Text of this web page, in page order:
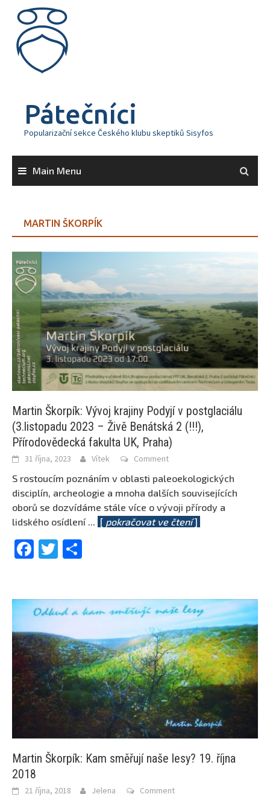
content
Pátečníci
Popularizační sekce Českého klubu skeptiků Sisyfos
Main Menu
MARTIN ŠKORPÍK
Martin Škorpík: Vývoj krajiny Podyjí v postglaciálu
(3.listopadu 2023 – Živě Benátská 2 (!!!),
Přírodovědecká fakulta UK, Praha)
31 října, 2023 Vítek Comment
S rostoucím poznáním v oblasti paleoekologických
disciplín, archeologie a mnoha dalších souvisejících
oborů se dozvídáme stále více o vývoji přírody a
lidského osídlení ... [ pokračovat ve čtení]
Facebook
Twitter
Martin Škorpík: Kam směřují naše lesy? 19. října
2018
21 října, 2018 Jelena Comment